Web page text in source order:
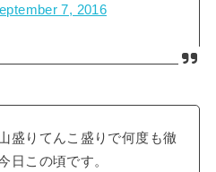
7, 2016
盛りてんこ盛りで何度も徹
日この頃です。